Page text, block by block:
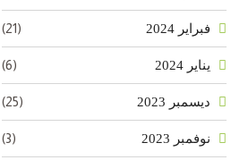
فبراير 2024 (21)
يناير 2024 (6)
ديسمبر 2023 (25)
نوفمبر 2023 (3)